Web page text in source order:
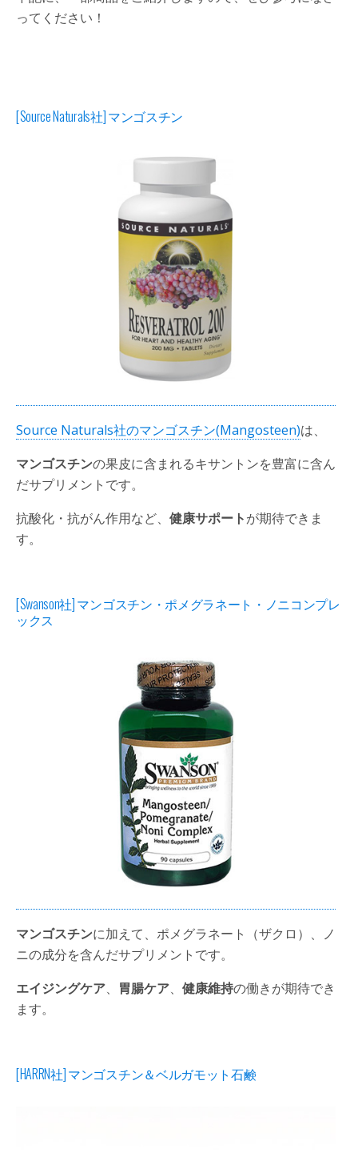
ってください！
[Source Naturals社] マンゴスチン
Source Naturals社のマンゴスチン(Mangosteen)は、
マンゴスチンの果皮に含まれるキサントンを豊富に含ん
だサプリメントです。
抗酸化・抗がん作用など、 健康サポートが期待できま
す。
[Swanson社] マンゴスチン・ポメグラネート・ノニコンプレ
ックス
マンゴスチンに加えて、ポメグラネート（ザクロ）、ノ
ニの成分を含んだサプリメントです。
エイジングケア、 胃腸ケア、 健康維持の働きが期待でき
ます。
[HARRN社] マンゴスチン＆ベルガモット石鹸